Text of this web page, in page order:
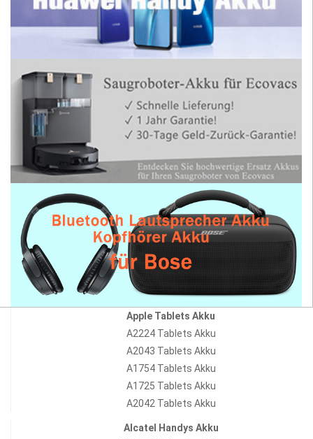
Apple Tablets Akku
A2224 Tablets Akku
A2043 Tablets Akku
A1754 Tablets Akku
A1725 Tablets Akku
A2042 Tablets Akku
Alcatel Handys Akku